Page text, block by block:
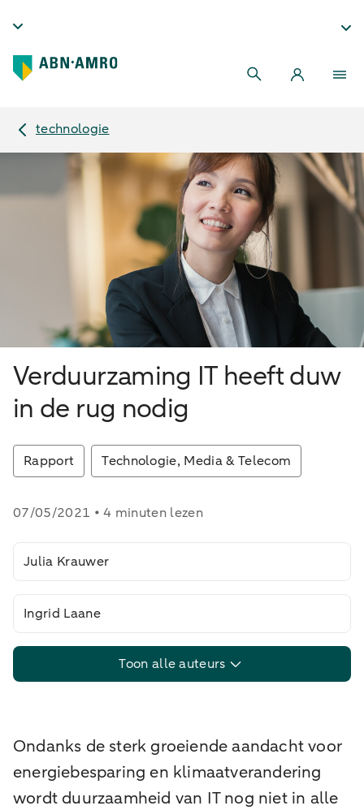
technologie
Verduurzaming IT heeft duw
in de rug nodig
Rapport Technologie, Media & Telecom
07/05/2021 • 4 minuten lezen
Julia Krauwer
Ingrid Laane
Toon alle auteurs
Ondanks de sterk groeiende aandacht voor
energiebesparing en klimaatverandering
wordt duurzaamheid van IT nog niet in alle